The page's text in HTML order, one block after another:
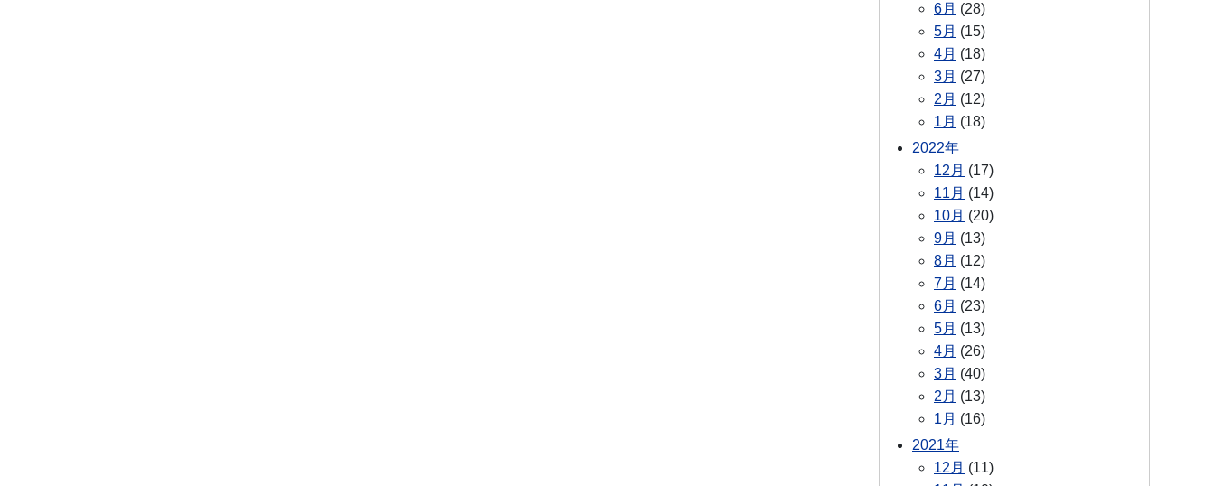
6月 (28)
5月 (15)
4月 (18)
3月 (27)
2月 (12)
1月 (18)
2022年
12月 (17)
11月 (14)
10月 (20)
9月 (13)
8月 (12)
7月 (14)
6月 (23)
5月 (13)
4月 (26)
3月 (40)
2月 (13)
1月 (16)
2021年
12月 (11)